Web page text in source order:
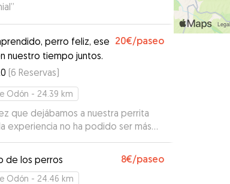
”
perro feliz, ese
nuestro tiempo juntos.
20€/paseo
(6 Reservas)
Odón - 24.39 km
que dejábamos a nuestra perrita
experiencia no ha podido ser más
de entender al perro, y se
a sus necesidades. Maggie es
de mejores. En resumen, una gran
de los perros 8€/paseo
Odón - 24.46 km